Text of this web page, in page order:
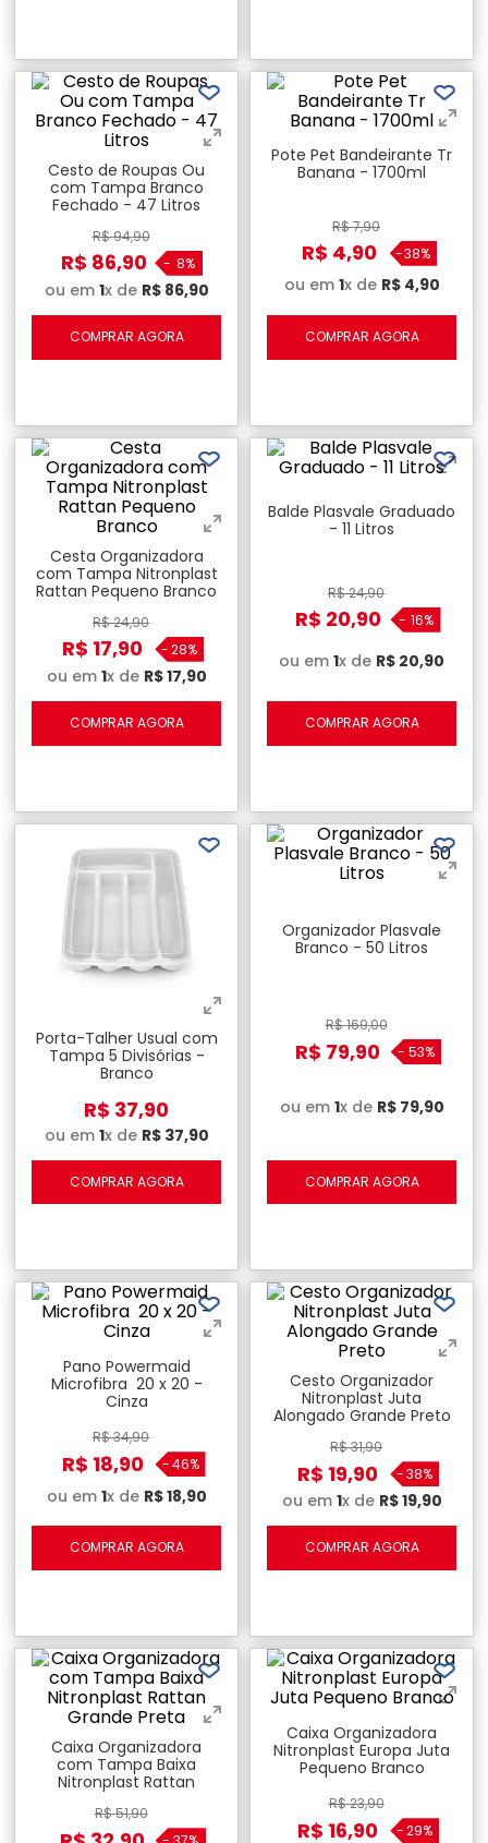
Cesto de Roupas Ou
com Tampa Branco
Fechado - 47 Litros
R$94,90
R$ 86,90 - 8%
ou em 1x de R$ 86,90
COMPRAR AGORA
Pote Pet Bandeirante Tr
Banana - 1700ml
R$7,90
R$ 4,90 -38%
ou em 1x de R$ 4,90
COMPRAR AGORA
Cesta Organizadora
com Tampa Nitronplast
Rattan Pequeno Branco
R$24,90
R$ 17,90 - 28%
ou em 1x de R$17,90
COMPRAR AGORA
Balde Plasvale Graduado
- 11 Litros
R$24,90
R$ 20,90 - 16%
ou em 1x de R$ 20,90
COMPRAR AGORA
Porta-Talher Usual com
Tampa 5 Divisórias -
Branco
R$ 37,90
ou em 1x de R$ 37,90
COMPRAR AGORA
Organizador Plasvale
Branco - 50 Litros
R$169,00
R$ 79,90 - 53%
ou em 1x de R$ 79,90
COMPRAR AGORA
Pano Powermaid
Microfibra 20 x 20 -
Cinza
R$34,90
R$ 18,90 -46%
ou em 1x de R$18,90
COMPRAR AGORA
Cesto Organizador
Nitronplast Juta
Alongado Grande Preto
R$31,90
R$ 19,90 - 38%
ou em 1x de R$19,90
COMPRAR AGORA
Caixa Organizadora
com Tampa Baixa
Nitronplast Rattan
R$51,90
Caixa Organizadora
Nitronplast Europa Juta
Pequeno Branco
R$23,90
R$ 16,90 - 29%